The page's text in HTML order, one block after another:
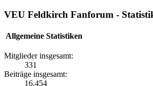
VEU Feldkirch Fanforum -
Allgemeine Statistiken
Mitglieder insgesamt:
331
Beiträge insgesamt:
16.454